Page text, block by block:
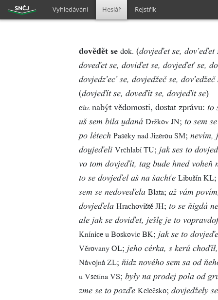
Vyhledávání Heslář Rejstřík
dovědět se dok. (dovjeďet se,
doveďet se, doviďet se, dovjeďeť se,
dovjedz’ec’ se, dovjedžeč se, dov’edžeč
(dovjeďít se, doveďít se, dovjeďit se)
cúz nabýt vědomosti, dostat zprávu: to
uš sem bila daná Držkov JN; to sem
po létech Paseky nad Jizerou SM; nevím,
dojeďeli Vrchlabí TU; jak ses to
vo tom dovjeďít, tag bude hned voheň
to se dovjeďel aš na šachťe Libušín KL
sem se nedoveďela Blata; až vám
dovjeďela Hrachoviště JH; to se ňigdá
ale jak se doviďet, ješl je to
Knínice u Boskovic BK; jak se to
Věrovany OL; jeho cérka, s kerú choďíł,
Návojná ZL; ňidz nového sem sa od
u Vsetína VS; były na prodej pola od
zme se to pozďe Kelečsko; dovjedžeły